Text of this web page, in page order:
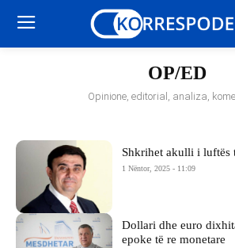
OP/ED
Opinione, editorial, analiza,
Shkrihet akulli i luftës
1 Nëntor, 2025 - 11:09
Dollari dhe euro
epoke të re monetare